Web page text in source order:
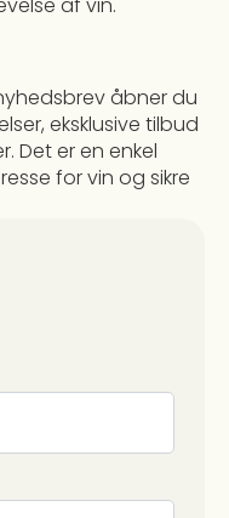
åbner du
eksklusive tilbud
Det er en enkel
for vin og sikre